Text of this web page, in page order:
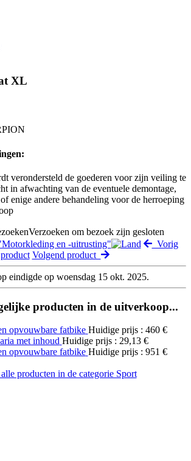
XL
verondersteld de goederen voor zijn veiling te
in afwachting van de eventuele demontage,
enige andere behandeling voor de herroeping
Verzoeken om bezoek zijn gesloten
en -uitrusting"
Vorig
product Volgend product
eindigde op woensdag 15 okt. 2025.
producten in de uitverkoop...
Huidige prijs : 460 €
Huidige prijs : 29,13 €
Huidige prijs : 951 €
producten in de categorie Sport